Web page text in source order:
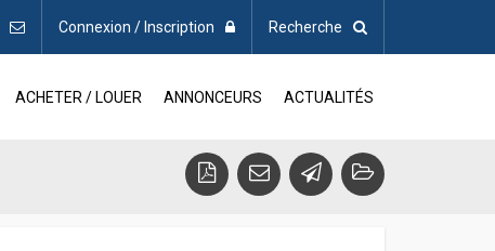
Connexion / Inscription Recherche
ACHETER / LOUER ANNONCEURS ACTUALITÉS